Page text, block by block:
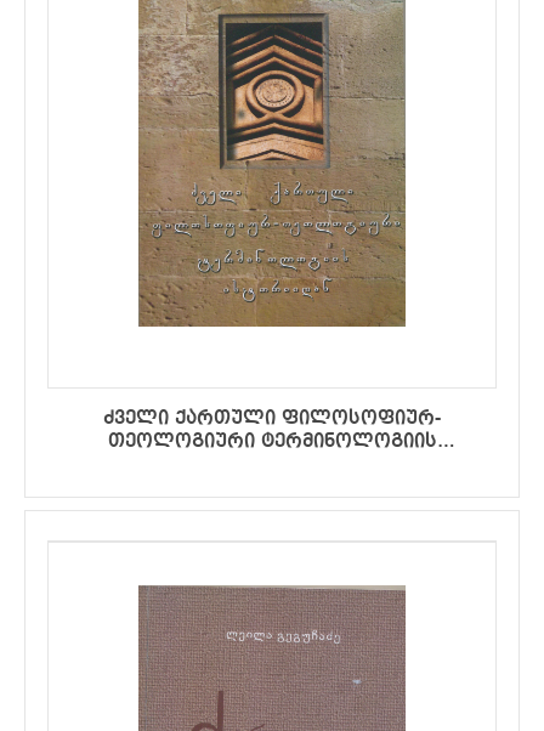
ძველი ქართული ფილოსოფიურ-
თეოლოგიური ტერმინოლოგიის